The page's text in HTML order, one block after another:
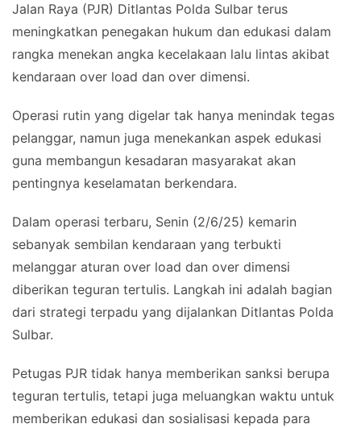
Jalan Raya (PJR) Ditlantas Polda Sulbar terus
meningkatkan penegakan hukum dan edukasi dalam
rangka menekan angka kecelakaan lalu lintas akibat
kendaraan over load dan over dimensi.
Operasi rutin yang digelar tak hanya menindak tegas
pelanggar, namun juga menekankan aspek edukasi
guna membangun kesadaran masyarakat akan
pentingnya keselamatan berkendara.
Dalam operasi terbaru, Senin (2/6/25) kemarin
sebanyak sembilan kendaraan yang terbukti
melanggar aturan over load dan over dimensi
diberikan teguran tertulis. Langkah ini adalah bagian
dari strategi terpadu yang dijalankan Ditlantas Polda
Sulbar.
Petugas PJR tidak hanya memberikan sanksi berupa
teguran tertulis, tetapi juga meluangkan waktu untuk
memberikan edukasi dan sosialisasi kepada para